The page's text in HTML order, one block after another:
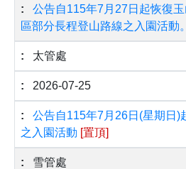
公告自115年7月27日起恢復
區部分長程登山路線之入園活動
太管處
2026-07-25
公告自115年7月26日(星期日)
之入園活動 [置頂]
雪管處